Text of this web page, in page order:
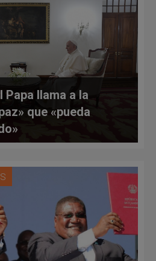
Papa llama a la
que «pueda